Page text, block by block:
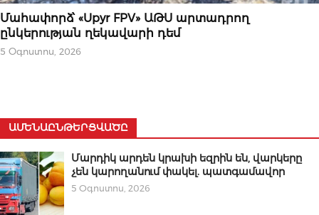
ՄԻՋԱԶԳԱՅԻՆ
Մահափորձ՝ «Upyr FPV» ԱԹՍ արտադրող
ընկերության ղեկավարի դեմ
5 Օգոստոս, 2026
ԱՄԵՆԱԸՆԹԵՐՑՎԱԾԸ
Մարդիկ արդեն կրախի եզրին են, վարկերը
չեն կարողանում փակել. պատգամավոր
5 Օգոստոս, 2026